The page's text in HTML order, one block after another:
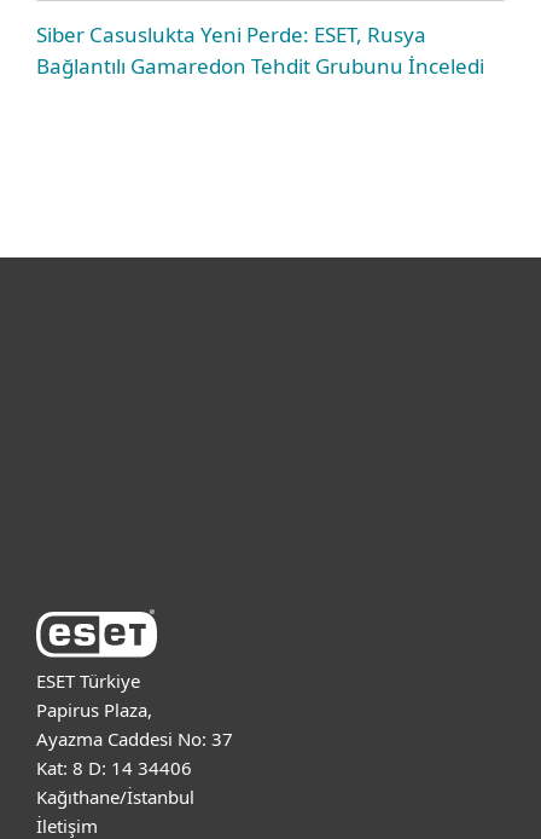
Siber Casuslukta Yeni Perde: ESET, Rusya
Bağlantılı Gamaredon Tehdit Grubunu İnceledi
ESET Türkiye
Papirus Plaza,
Ayazma Caddesi No: 37
Kat: 8 D: 14 34406
Kağıthane/İstanbul
İletişim